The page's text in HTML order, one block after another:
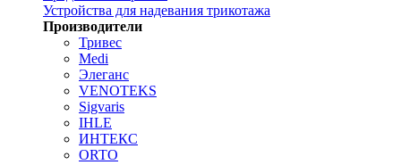
Устройства для надевания трикотажа
Производители
Тривес
Medi
Элеганс
VENOTEKS
Sigvaris
IHLE
ИНТЕКС
ORTO